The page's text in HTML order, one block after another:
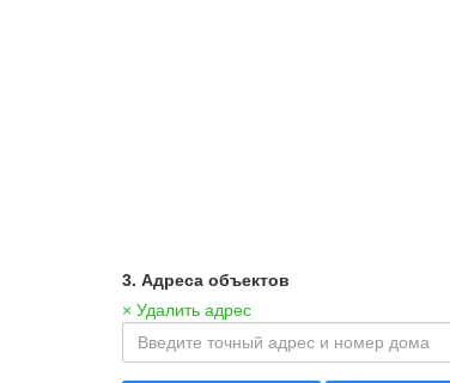
3. Адреса объектов
× Удалить адрес